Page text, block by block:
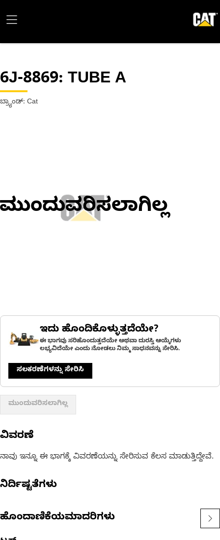
6J-8869: TUBE A
ಬ್ರ್ಯಾಂಡ್: Cat
ಮುಂದುವರಿಸಲಾಗಿಲ್ಲ
ಇದು ಹೊಂದಿಕೊಳ್ಳುತ್ತದೆಯೇ?
ಈ ಭಾಗವು ಸರಿಹೊಂದುತ್ತದೆಯೇ ಅಥವಾ ದುರಸ್ತಿ ಆಯ್ಕೆಗಳು
ಲಭ್ಯವಿದೆಯೇ ಎಂದು ನೋಡಲು ನಿಮ್ಮ ಸಾಧನವನ್ನು ಸೇರಿಸಿ.
ಸಲಕರಣೆಗಳನ್ನು ಸೇರಿಸಿ
ಮುಂದುವರಿಸಲಾಗಿಲ್ಲ
ವಿವರಣೆ
ನಾವು ಇನ್ನೂ ಈ ಭಾಗಕ್ಕೆ ವಿವರಣೆಯನ್ನು ಸೇರಿಸುವ ಕೆಲಸ ಮಾಡುತ್ತಿದ್ದೇವೆ.
ನಿರ್ದಿಷ್ಟತೆಗಳು
ಹೊಂದಾಣಿಕೆಯಮಾದರಿಗಳು